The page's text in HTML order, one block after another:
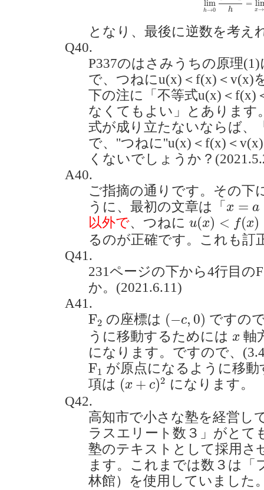
lim
h→0 h
=
x→
となり、最後に逆数を考え
Q40.
P337のはさみうちの原理
で、つねにu(x)＜f(x)＜v(x)
下の注に「不等式u(x)＜f(x)
なくてもよい」とあります
式が成り立たないならば、
で、''つねに''u(x)＜f(x)＜
くないでしょうか？
A40.
ご指摘の通りです。その下
うに、最初の文章は「 x = a
x=a
以外で、つねに u(x) < f(x)
u(x)< f( )<v(
るのが正確です。これも訂
Q41.
231ページの下から4行目の
か。(2021.6.11)
A41.
F2
F2 の座標は (−c, 0)
( c, 0)
ですの
うに移動するためには x
x 軸
になります。ですので、
F1
F1
が原点になるように移動
項は (x + c)2
(x+c)2
になります。
Q42.
高知市で小さな塾を経営し
ラスエリート数３」がとて
塾のテキストとして採用さ
ます。これまでは数３は「
林館）を使用していました